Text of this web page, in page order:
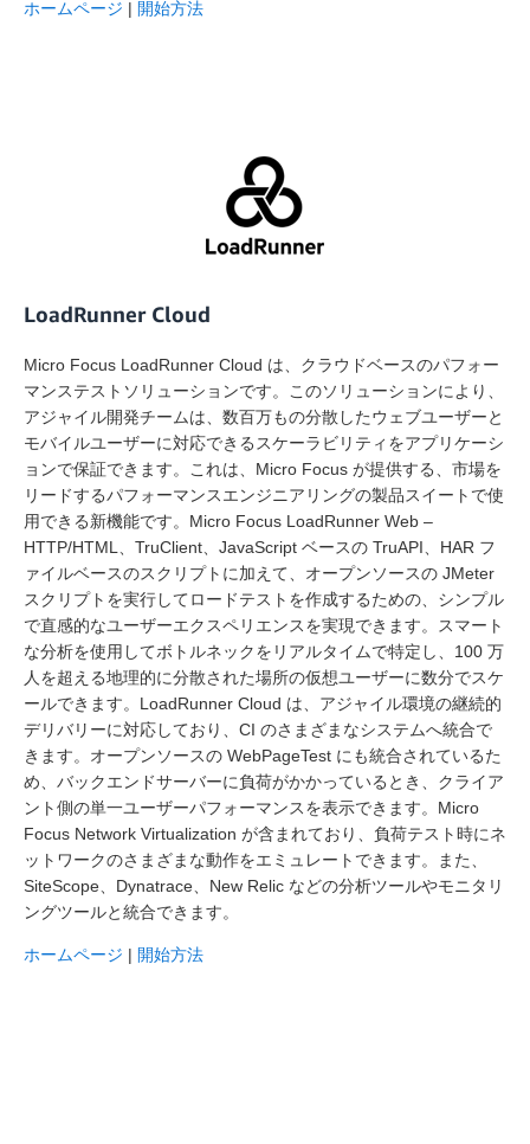
ホームページ | 開始方法
LoadRunner Cloud
Micro Focus LoadRunner Cloud は、クラウドベースのパフォー
マンステストソリューションです。このソリューションにより、
アジャイル開発チームは、数百万もの分散したウェブユーザーと
モバイルユーザーに対応できるスケーラビリティをアプリケーシ
ョンで保証できます。これは、Micro Focus が提供する、市場を
リードするパフォーマンスエンジニアリングの製品スイートで使
用できる新機能です。Micro Focus LoadRunner Web –
HTTP/HTML、TruClient、JavaScript ベースの TruAPI、HAR フ
ァイルベースのスクリプトに加えて、オープンソースの JMeter
スクリプトを実行してロードテストを作成するための、シンプル
で直感的なユーザーエクスペリエンスを実現できます。スマート
な分析を使用してボトルネックをリアルタイムで特定し、100 万
人を超える地理的に分散された場所の仮想ユーザーに数分でスケ
ールできます。LoadRunner Cloud は、アジャイル環境の継続的
デリバリーに対応しており、CI のさまざまなシステムへ統合で
きます。オープンソースの WebPageTest にも統合されているた
め、バックエンドサーバーに負荷がかかっているとき、クライア
ント側の単一ユーザーパフォーマンスを表示できます。Micro
Focus Network Virtualization が含まれており、負荷テスト時にネ
ットワークのさまざまな動作をエミュレートできます。また、
SiteScope、Dynatrace、New Relic などの分析ツールやモニタリ
ングツールと統合できます。
ホームページ | 開始方法